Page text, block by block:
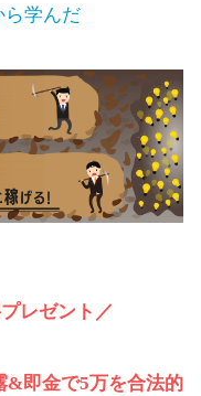
ら学んだ
レゼント／
&即金で5万を合法的